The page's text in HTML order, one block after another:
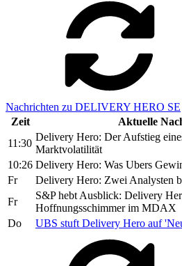
Nachrichten zu DELIVERY HERO SE
Zeit
Aktuelle
11:30
Delivery Hero: Der Aufstieg
Marktvolatilität
10:26 Delivery Hero: Was Ubers
Fr
Delivery Hero: Zwei Analysten
Fr
S&P hebt Ausblick: Delivery
Hoffnungsschimmer im MDAX
Do
UBS stuft Delivery Hero auf